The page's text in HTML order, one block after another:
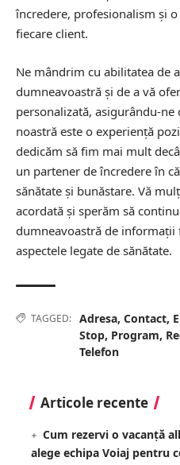
încredere, profesionalism și
fiecare client.
Ne mândrim cu abilitatea de
dumneavoastră și de a vă
personalizată, asigurându-
noastră este o experiență
dedicăm să fim mai mult
un partener de încredere în
sănătate și bunăstare. Vă
acordată și sperăm să
dumneavoastră de
aspectele legate de sănătate.
TAGGED: Adresa, Contact,
Stop, Program,
Telefon
Articole recente
Cum rezervi o vacanță
alege echipa Voiaj pentru